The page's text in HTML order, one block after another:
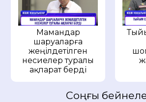
Мамандар
шаруаларға
жеңілдетілген
несиелер туралы
ақпарат берді
Соңғы